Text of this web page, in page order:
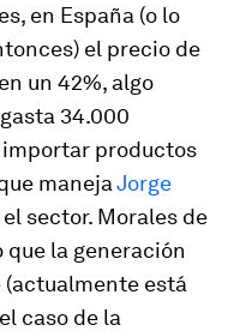
en España (o lo
el precio de
un 42%, algo
34.000
importar productos
manejaJorge
sector. Morales de
la generación
(actualmente está
caso de la